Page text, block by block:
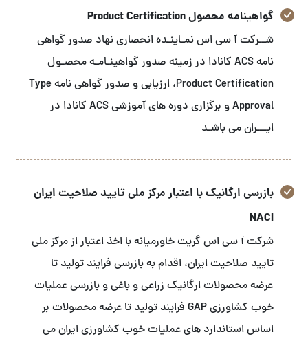
گواهینامه محصول Product Certification
شــرکت آ سی اس نمـاینـده انحصاری نهاد صدور گواهی
نامه ACS کانادا در زمینه صدور گواهینـامـه محصـول
Product Certification، ارزیابی و صدور گواهی نامه Type
Approval و برگزاری دوره های آموزشی ACS کانادا در
ایـــران می باشـد
بازرسی ارگانیک با اعتبار مرکز ملی تایید صلاحیت ایران
NACI
شرکت آ سی اس گریت خاورمیانه با اخذ اعتبار از مرکز ملی
تایید صلاحیت ایران، اقدام به بازرسی فرایند تولید تا
عرضه محصولات ارگانیک زراعی و باغی و بازرسی عملیات
خوب کشاورزی GAP فرایند تولید تا عرضه محصولات بر
اساس استاندارد های عملیات خوب کشاورزی ایران می